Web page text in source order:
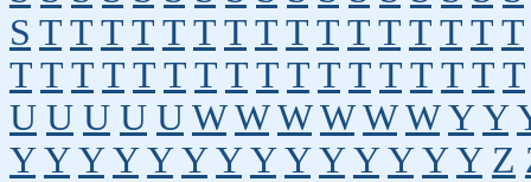
S T T T T T T T T T T T T T T T T
T T T T T T T T T T T T T T T T T
U U U U U W W W W W W Y Y
Y Y Y Y Y Y Y Y Y Y Y Y Y Y Z